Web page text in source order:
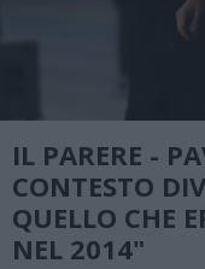
IL PARERE -
CONTESTO
QUELLO CHE
NEL 2014"